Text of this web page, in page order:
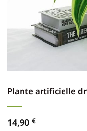
Plante artificielle
14,90 €